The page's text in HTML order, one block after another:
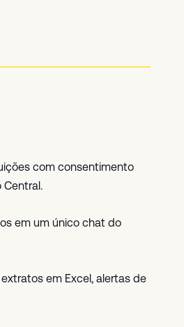
com consentimento
Central.
em um único chat do
em Excel, alertas de